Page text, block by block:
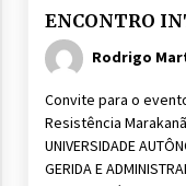
ENCONTRO
Rodrigo
Convite para o
Resistência Marakanã
UNIVERSIDADE
GERIDA E